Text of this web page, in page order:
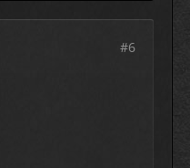
#6